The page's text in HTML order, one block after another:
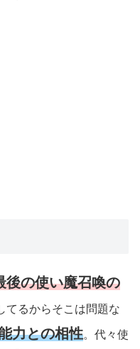
後の使い魔召喚の
てるからそこは問題な
力との相性。代々使